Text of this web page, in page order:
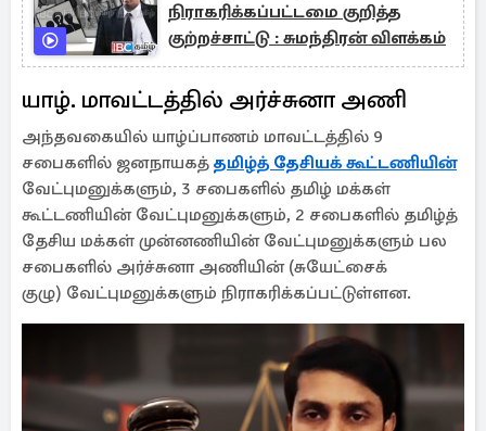
நிராகரிக்கப்பட்டமை குறித்த
குற்றச்சாட்டு : சுமந்திரன் விளக்கம்
யாழ். மாவட்டத்தில் அர்ச்சுனா அணி
அந்தவகையில் யாழ்ப்பாணம் மாவட்டத்தில் 9
சபைகளில் ஜனநாயகத் தமிழ்த் தேசியக் கூட்டணியின்
வேட்புமனுக்களும், 3 சபைகளில் தமிழ் மக்கள்
கூட்டணியின் வேட்புமனுக்களும், 2 சபைகளில் தமிழ்த்
தேசிய மக்கள் முன்னணியின் வேட்புமனுக்களும் பல
சபைகளில் அர்ச்சுனா அணியின் (சுயேட்சைக்
குழு) வேட்புமனுக்களும் நிராகரிக்கப்பட்டுள்ளன.